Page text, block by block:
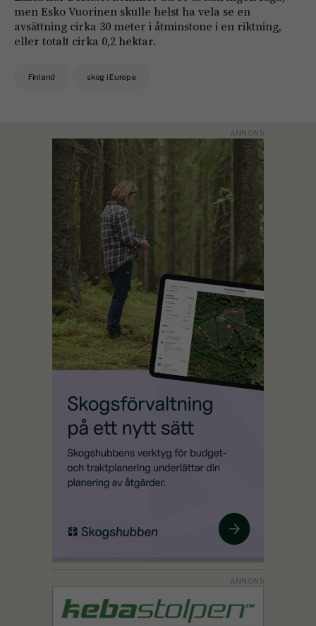
men Esko Vuorinen skulle helst ha vela se en
avsättning cirka 30 meter i åtminstone i en riktning,
eller totalt cirka 0,2 hektar.
Finland skog i Europa